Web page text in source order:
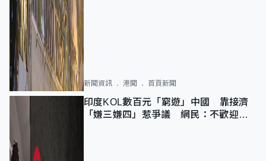
新聞資訊 港聞 首頁新聞
印度KOL數百元「窮遊」中國 靠接濟
「嫌三嫌四」惹爭議 網民：不歡迎劣